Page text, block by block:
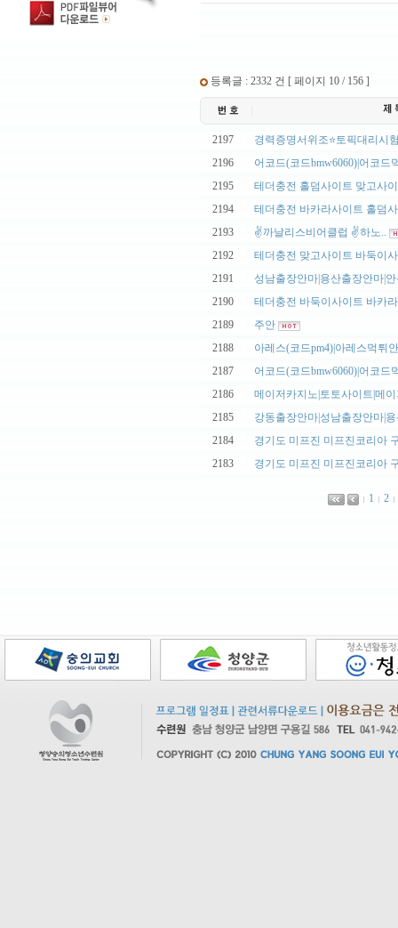
등록글 : 2332 건 [ 페이지 10 / 156 ]
2197
경력증명서위조⭐토픽대리시
2196
어코드(코드bmw6060)|어코드
2195
테더충전 홀덤사이트 맞고사
2194
테더충전 바카라사이트 홀덤
2193
✌까날리스비어클럽 ✌하노..
2192
테더충전 맞고사이트 바둑이
2191
성남출장안마|용산출장안마|
2190
테더충전 바둑이사이트 바카
2189
주안
2188
아레스(코드pm4)|아레스먹튀
2187
어코드(코드bmw6060)|어코드
2186
메이저카지노|토토사이트|메
2185
강동출장안마|성남출장안마|
2184
경기도 미프진 미프진코리아
2183
경기도 미프진 미프진코리아
1 2